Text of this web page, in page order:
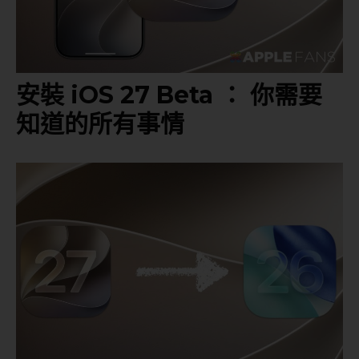
安裝 iOS 27 Beta ： 你需要
知道的所有事情